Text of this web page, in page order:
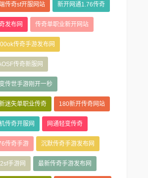
传奇sf开服网站 新开网通1.76传奇
发布网 传奇单职业新开网站
传奇手游发布网
传奇新服网
传世手游刚开一秒
迷失单职业传奇 180新开传奇网站
传奇开服网 网通轻变传奇
传奇手游 沉默传奇手游发布网
手游网 最新传奇手游发布网